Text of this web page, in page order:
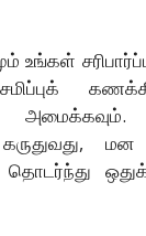
உங்கள்
மன